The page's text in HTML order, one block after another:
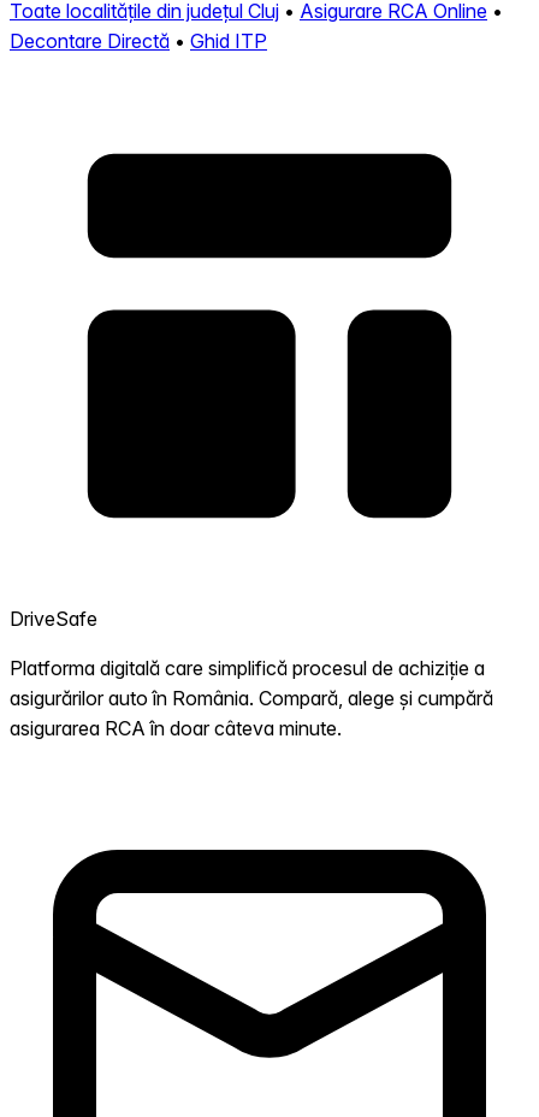
Toate localitățile din județul Cluj • Asigurare RCA Online •
Decontare Directă • Ghid ITP
DriveSafe
Platforma digitală care simplifică procesul de achiziție a
asigurărilor auto în România. Compară, alege și cumpără
asigurarea RCA în doar câteva minute.